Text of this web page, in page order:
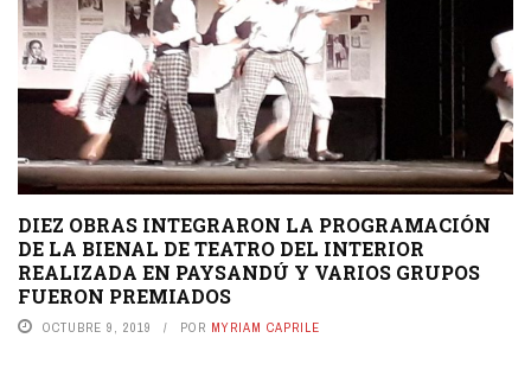
DIEZ OBRAS INTEGRARON LA PROGRAMACIÓN
DE LA BIENAL DE TEATRO DEL INTERIOR
REALIZADA EN PAYSANDÚ Y VARIOS GRUPOS
FUERON PREMIADOS
OCTUBRE 9, 2019 POR MYRIAM CAPRILE